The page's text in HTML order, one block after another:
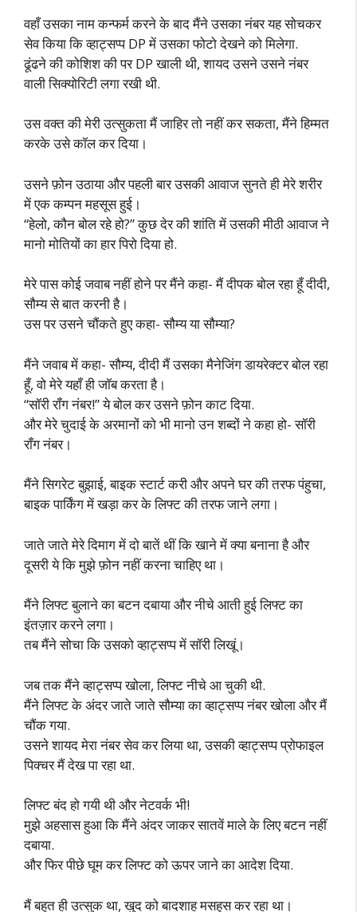
वहाँ उसका नाम कन्फर्म करने के बाद मैंने उसका नंबर यह सोचकर
सेव किया कि व्हाट्सप्प DP में उसका फोटो देखने को मिलेगा.
ढूंढने की कोशिश की पर DP खाली थी, शायद उसने उसने नंबर
वाली सिक्योरिटी लगा रखी थी.
उस वक्त की मेरी उत्सुकता मैं जाहिर तो नहीं कर सकता, मैंने हिम्मत
करके उसे कॉल कर दिया।
उसने फ़ोन उठाया और पहली बार उसकी आवाज सुनते ही मेरे शरीर
में एक कम्पन महसूस हुई।
“हेलो, कौन बोल रहे हो?” कुछ देर की शांति में उसकी मीठी आवाज ने
मानो मोतियों का हार पिरो दिया हो.
मेरे पास कोई जवाब नहीं होने पर मैंने कहा- मैं दीपक बोल रहा हूँ दीदी,
सौम्य से बात करनी है।
उस पर उसने चौंकते हुए कहा- सौम्य या सौम्या?
मैंने जवाब में कहा- सौम्य, दीदी मैं उसका मैनेजिंग डायरेक्टर बोल रहा
हूँ, वो मेरे यहाँ ही जॉब करता है।
“सॉरी रॉंग नंबर!” ये बोल कर उसने फ़ोन काट दिया.
और मेरे चुदाई के अरमानों को भी मानो उन शब्दों ने कहा हो- सॉरी
रॉंग नंबर।
मैंने सिगरेट बुझाई, बाइक स्टार्ट करी और अपने घर की तरफ पंहुचा,
बाइक पार्किंग में खड़ा कर के लिफ्ट की तरफ जाने लगा।
जाते जाते मेरे दिमाग में दो बातें थीं कि खाने में क्या बनाना है और
दूसरी ये कि मुझे फ़ोन नहीं करना चाहिए था।
मैंने लिफ्ट बुलाने का बटन दबाया और नीचे आती हुई लिफ्ट का
इंतज़ार करने लगा।
तब मैंने सोचा कि उसको व्हाट्सप्प में सॉरी लिखूं।
जब तक मैंने व्हाट्सप्प खोला, लिफ्ट नीचे आ चुकी थी.
मैंने लिफ्ट के अंदर जाते जाते सौम्या का व्हाट्सप्प नंबर खोला और मैं
चौंक गया.
उसने शायद मेरा नंबर सेव कर लिया था, उसकी व्हाट्सप्प प्रोफाइल
पिक्चर मैं देख पा रहा था.
लिफ्ट बंद हो गयी थी और नेटवर्क भी!
मुझे अहसास हुआ कि मैंने अंदर जाकर सातवें माले के लिए बटन नहीं
दबाया.
और फिर पीछे घूम कर लिफ्ट को ऊपर जाने का आदेश दिया.
मैं बहुत ही उत्सुक था, खुद को बादशाह मसहूस कर रहा था।